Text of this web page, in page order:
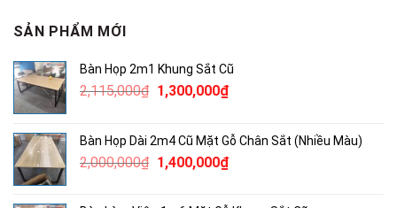
SẢN PHẨM MỚI
Bàn Họp 2m1 Khung Sắt Cũ
2,115,000₫ Giá
2,115,000₫.
1,300,000₫Giá
là:
1,300,000₫.
Bàn Họp Dài 2m4 Cũ Mặt Gỗ Chân Sắt (Nhiều Màu)
2,000,000₫ Giá
1,400,000₫Giá